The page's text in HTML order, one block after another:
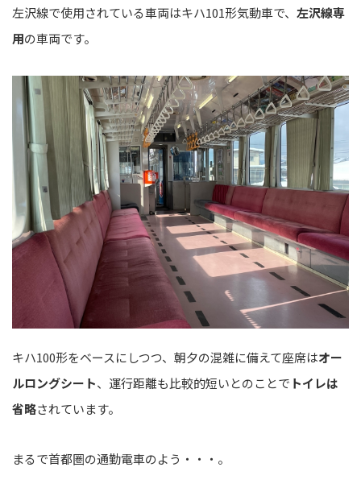
左沢線で使用されている車両はキハ101形気動車で、 左沢線専
用の車両です。
キハ100形をベースにしつつ、朝夕の混雑に備えて座席はオー
ルロングシート、運行距離も比較的短いとのことで トイレは
省略されています。
まるで首都圏の通勤電車のよう・・・。